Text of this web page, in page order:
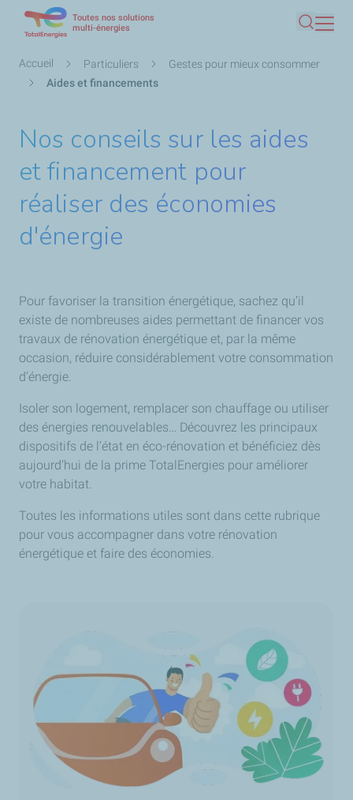
contenu
Toutes nos solutions
multi-énergies
Fil
d'Ariane
Accueil Particuliers
Gestes pour mieux consommer
Aides et financements
Nos conseils sur les aides
et financement pour
réaliser des économies
d'énergie
Pour favoriser la transition énergétique, sachez qu’il
existe de nombreuses aides permettant de financer vos
travaux de rénovation énergétique et, par la même
occasion, réduire considérablement votre consommation
d’énergie.
Isoler son logement, remplacer son chauffage ou utiliser
des énergies renouvelables… Découvrez les principaux
dispositifs de l’état en éco-rénovation et bénéficiez dès
aujourd’hui de la prime TotalEnergies pour améliorer
votre habitat.
Toutes les informations utiles sont dans cette rubrique
pour vous accompagner dans votre rénovation
énergétique et faire des économies.